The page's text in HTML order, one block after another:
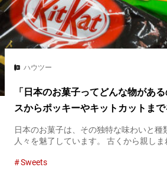
ハウツー
「日本のお菓子ってどんな物があ
スからポッキーやキットカットま
日本のお菓子は、その独特な味わいと種
人々を魅了しています。 古くから親しま
子の世界が存在します。日本を訪れる皆
Sweets